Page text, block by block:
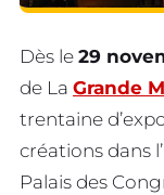
Dès le 29
de La Grande
trentaine
créations dans
Palais des